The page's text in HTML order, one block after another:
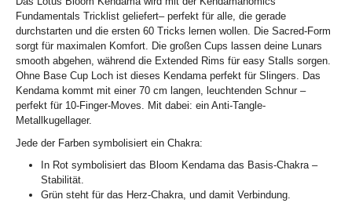
Fundamentals Tricklist geliefert– perfekt für alle, die gerade
durchstarten und die ersten 60 Tricks lernen wollen. Die Sacred-Form
sorgt für maximalen Komfort. Die großen Cups lassen deine Lunars
smooth abgehen, während die Extended Rims für easy Stalls sorgen.
Ohne Base Cup Loch ist dieses Kendama perfekt für Slingers. Das
Kendama kommt mit einer 70 cm langen, leuchtenden Schnur –
perfekt für 10-Finger-Moves. Mit dabei: ein Anti-Tangle-
Metallkugellager.
Jede der Farben symbolisiert ein Chakra:
In Rot symbolisiert das Bloom Kendama das Basis-Chakra –
Stabilität.
Grün steht für das Herz-Chakra, und damit Verbindung.